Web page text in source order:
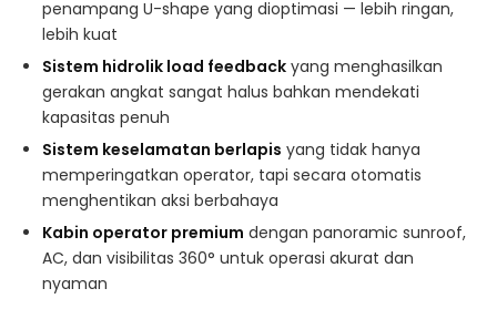
penampang U-shape yang dioptimasi — lebih ringan,
lebih kuat
Sistem hidrolik load feedback yang menghasilkan
gerakan angkat sangat halus bahkan mendekati
kapasitas penuh
Sistem keselamatan berlapis yang tidak hanya
memperingatkan operator, tapi secara otomatis
menghentikan aksi berbahaya
Kabin operator premium dengan panoramic sunroof,
AC, dan visibilitas 360° untuk operasi akurat dan
nyaman